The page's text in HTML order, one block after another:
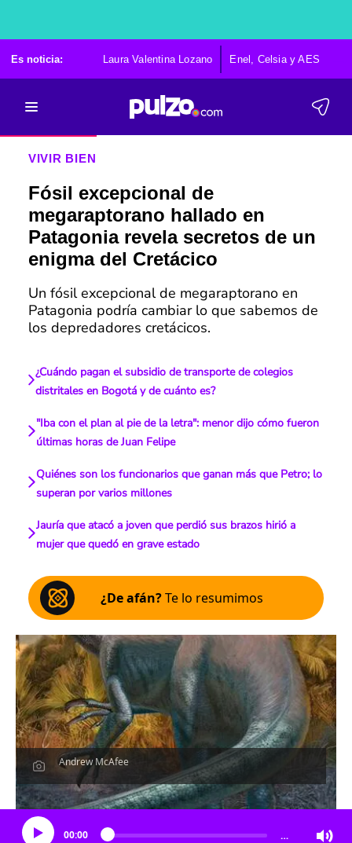
Es noticia: Laura Valentina Lozano Enel, Celsia y AES
VIVIR BIEN
Fósil excepcional de
megaraptorano hallado en
Patagonia revela secretos de un
enigma del Cretácico
Un fósil excepcional de megaraptorano en
Patagonia podría cambiar lo que sabemos de
los depredadores cretácicos.
¿Cuándo pagan el subsidio de transporte de colegios
distritales en Bogotá y de cuánto es?
"Iba con el plan al pie de la letra": menor dijo cómo fueron
últimas horas de Juan Felipe
Quiénes son los funcionarios que ganan más que Petro; lo
superan por varios millones
Jauría que atacó a joven que perdió sus brazos hirió a
mujer que quedó en grave estado
¿De afán?Te lo resumimos
Andrew McAfee
Escucha el artículo
00:00 …